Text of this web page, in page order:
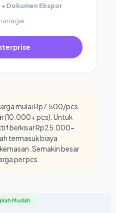
+ Dokumen Ekspor
mulai Rp7.500/pcs
(10.000+ pcs). Untuk
berkisar Rp25.000-
termasuk biaya
Semakin besar
per pcs.
Mudah